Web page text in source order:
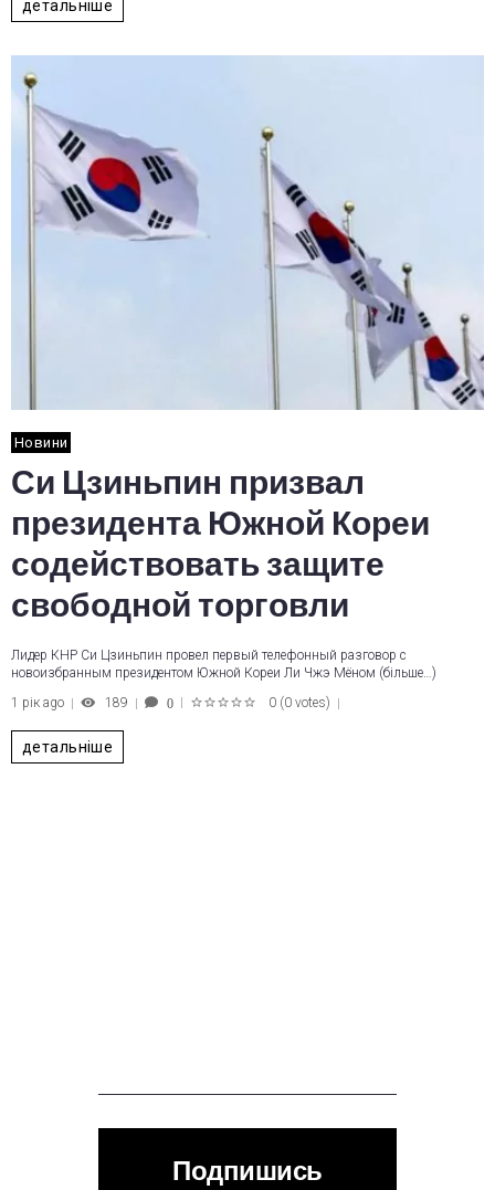
детальніше
Новини
Си Цзиньпин призвал
президента Южной Кореи
содействовать защите
свободной торговли
Лидер КНР Си Цзиньпин провел первый телефонный разговор с
новоизбранным президентом Южной Кореи Ли Чжэ Мёном (більше…)
1 рік ago
189 0 0 (0 votes)
детальніше
Подпишись